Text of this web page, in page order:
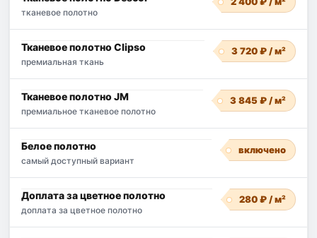
тканевое полотно
Тканевое полотно Clipso
премиальная ткань
3 720 ₽ / м²
Тканевое полотно JM
премиальное тканевое полотно
3 845 ₽ / м²
Белое полотно
самый доступный вариант
включено
Доплата за цветное полотно
доплата за цветное полотно
280 ₽ / м²